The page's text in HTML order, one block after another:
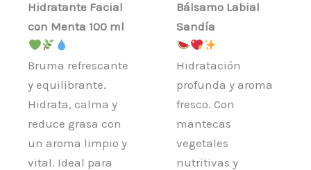
Hidratante Facial
con Menta 100 ml
Bruma refrescante
y equilibrante.
Hidrata, calma y
reduce grasa con
un aroma limpio y
vital. Ideal para
Bálsamo Labial
Sandía
Hidratación
profunda y aroma
fresco. Con
mantecas
vegetales
nutritivas y